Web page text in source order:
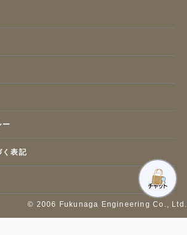
ー
く表記
© 2006 Fukunaga Engineering Co., Ltd.